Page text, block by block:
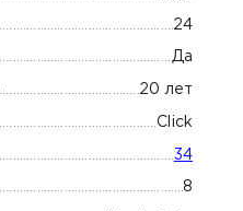
24
Да
20 лет
Click
34
8